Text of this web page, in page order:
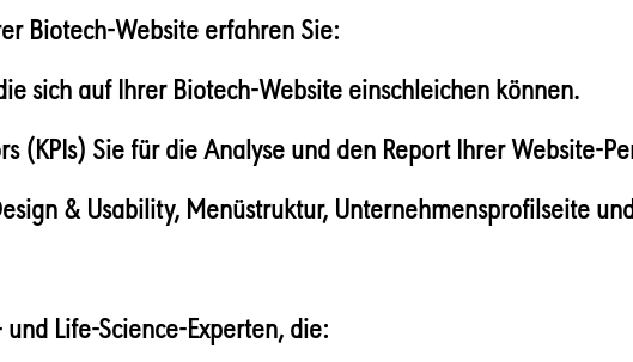
Biotech-Website erfahren Sie:
sich auf Ihrer Biotech-Website einschleichen können.
(KPIs) Sie für die Analyse und den Report Ihrer Website-
& Usability, Menüstruktur, Unternehmensprofilseite
Life-Science-Experten, die: